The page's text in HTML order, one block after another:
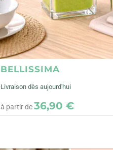
BELLISSIMA
Livraison dès aujourd'hui
à partir de36,90 €